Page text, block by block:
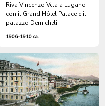
Riva Vincenzo Vela a Lugano
con il Grand Hôtel Palace e il
palazzo Demicheli
1906-1910 ca.